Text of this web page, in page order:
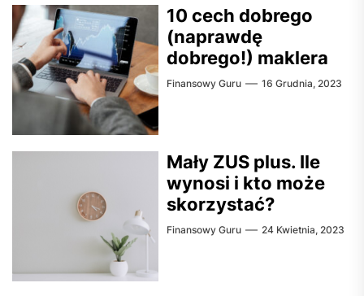
10 cech dobrego
(naprawdę
dobrego!) maklera
Finansowy Guru 16 Grudnia, 2023
Mały ZUS plus. Ile
wynosi i kto może
skorzystać?
Finansowy Guru 24 Kwietnia, 2023